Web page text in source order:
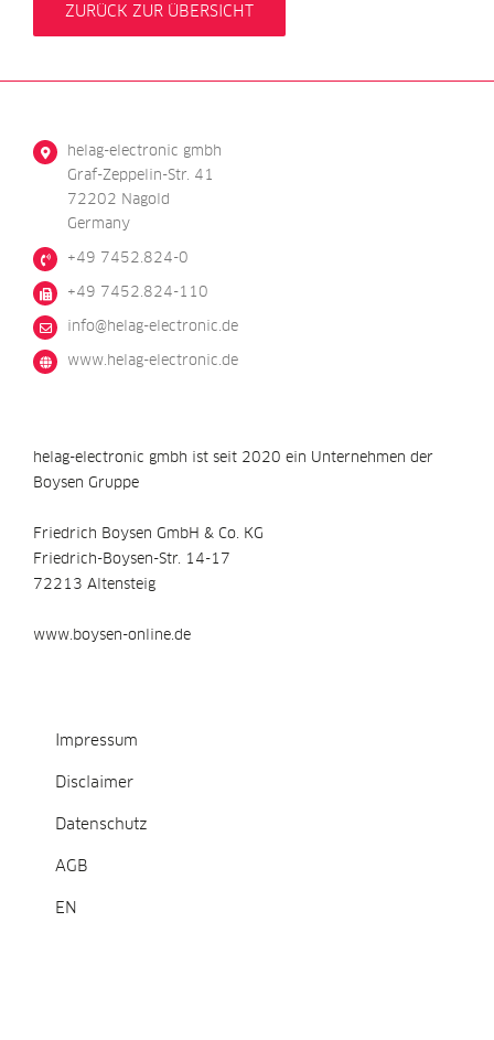
ZURÜCK ZUR ÜBERSICHT
helag-electronic gmbh
Graf-Zeppelin-Str. 41
72202 Nagold
Germany
+49 7452.824-0
+49 7452.824-110
ed.cinortcele-galeh
@ofni
www.helag-electronic.de
helag-electronic gmbh ist seit 2020 ein Unternehmen der
Boysen Gruppe
Friedrich Boysen GmbH & Co. KG
Friedrich-Boysen-Str. 14-17
72213 Altensteig
www.boysen-online.de
Impressum
Disclaimer
Datenschutz
AGB
EN